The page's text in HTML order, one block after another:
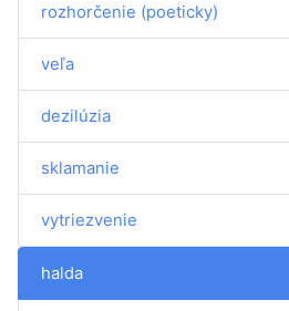
rozhorčenie (poeticky)
veľa
dezilúzia
sklamanie
vytriezvenie
halda